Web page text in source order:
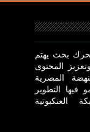
بحث يهتم
المحتوى
المصرية
فيها التطوير
العنكبوتية